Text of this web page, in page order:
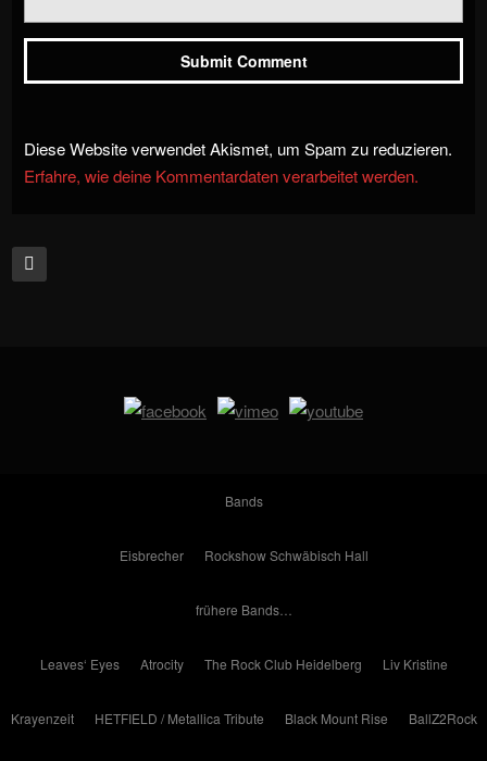
Diese Website verwendet Akismet, um Spam zu reduzieren.
Erfahre, wie deine Kommentardaten verarbeitet werden.
Bands
Eisbrecher Rockshow Schwäbisch Hall
frühere Bands…
Leaves‘ Eyes Atrocity The Rock Club Heidelberg Liv Kristine
Krayenzeit HETFIELD / Metallica Tribute Black Mount Rise BallZ2Rock